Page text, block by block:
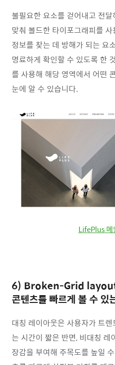
불필요한 요소를 걷어내고 전
맞춰 볼드한 타이포그래피를
정보를 찾는 데 방해가 되는 요
명료하게 확인할 수 있도록 한
를 사용해 해당 영역에서 어떤
눈에 알 수 있습니다.
LifePlus 메
6) Broken-Grid layout
콘텐츠를 빠르게 볼 수 있
대칭 레이아웃은 사용자가 트
는 시간이 짧은 반면, 비대칭 레
장감을 부여해 주목도를 높일